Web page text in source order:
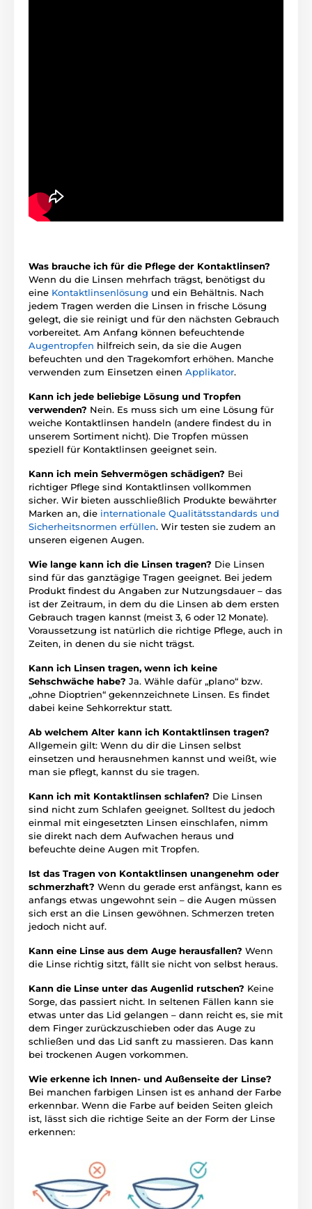
Was brauche ich für die Pflege der Kontaktlinsen?
Wenn du die Linsen mehrfach trägst, benötigst du
eine Kontaktlinsenlösung und ein Behältnis. Nach
jedem Tragen werden die Linsen in frische Lösung
gelegt, die sie reinigt und für den nächsten Gebrauch
vorbereitet. Am Anfang können befeuchtende
Augentropfen hilfreich sein, da sie die Augen
befeuchten und den Tragekomfort erhöhen. Manche
verwenden zum Einsetzen einen Applikator.
Kann ich jede beliebige Lösung und Tropfen
verwenden? Nein. Es muss sich um eine Lösung für
weiche Kontaktlinsen handeln (andere findest du in
unserem Sortiment nicht). Die Tropfen müssen
speziell für Kontaktlinsen geeignet sein.
Kann ich mein Sehvermögen schädigen? Bei
richtiger Pflege sind Kontaktlinsen vollkommen
sicher. Wir bieten ausschließlich Produkte bewährter
Marken an, die internationale Qualitätsstandards und
Sicherheitsnormen erfüllen. Wir testen sie zudem an
unseren eigenen Augen.
Wie lange kann ich die Linsen tragen? Die Linsen
sind für das ganztägige Tragen geeignet. Bei jedem
Produkt findest du Angaben zur Nutzungsdauer – das
ist der Zeitraum, in dem du die Linsen ab dem ersten
Gebrauch tragen kannst (meist 3, 6 oder 12 Monate).
Voraussetzung ist natürlich die richtige Pflege, auch in
Zeiten, in denen du sie nicht trägst.
Kann ich Linsen tragen, wenn ich keine
Sehschwäche habe? Ja. Wähle dafür „plano“ bzw.
„ohne Dioptrien“ gekennzeichnete Linsen. Es findet
dabei keine Sehkorrektur statt.
Ab welchem Alter kann ich Kontaktlinsen tragen?
Allgemein gilt: Wenn du dir die Linsen selbst
einsetzen und herausnehmen kannst und weißt, wie
man sie pflegt, kannst du sie tragen.
Kann ich mit Kontaktlinsen schlafen? Die Linsen
sind nicht zum Schlafen geeignet. Solltest du jedoch
einmal mit eingesetzten Linsen einschlafen, nimm
sie direkt nach dem Aufwachen heraus und
befeuchte deine Augen mit Tropfen.
Ist das Tragen von Kontaktlinsen unangenehm oder
schmerzhaft? Wenn du gerade erst anfängst, kann es
anfangs etwas ungewohnt sein – die Augen müssen
sich erst an die Linsen gewöhnen. Schmerzen treten
jedoch nicht auf.
Kann eine Linse aus dem Auge herausfallen? Wenn
die Linse richtig sitzt, fällt sie nicht von selbst heraus.
Kann die Linse unter das Augenlid rutschen? Keine
Sorge, das passiert nicht. In seltenen Fällen kann sie
etwas unter das Lid gelangen – dann reicht es, sie mit
dem Finger zurückzuschieben oder das Auge zu
schließen und das Lid sanft zu massieren. Das kann
bei trockenen Augen vorkommen.
Wie erkenne ich Innen- und Außenseite der Linse?
Bei manchen farbigen Linsen ist es anhand der Farbe
erkennbar. Wenn die Farbe auf beiden Seiten gleich
ist, lässt sich die richtige Seite an der Form der Linse
erkennen: